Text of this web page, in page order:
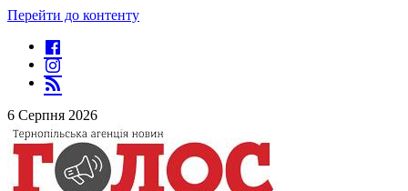
Перейти до контенту
6 Серпня 2026